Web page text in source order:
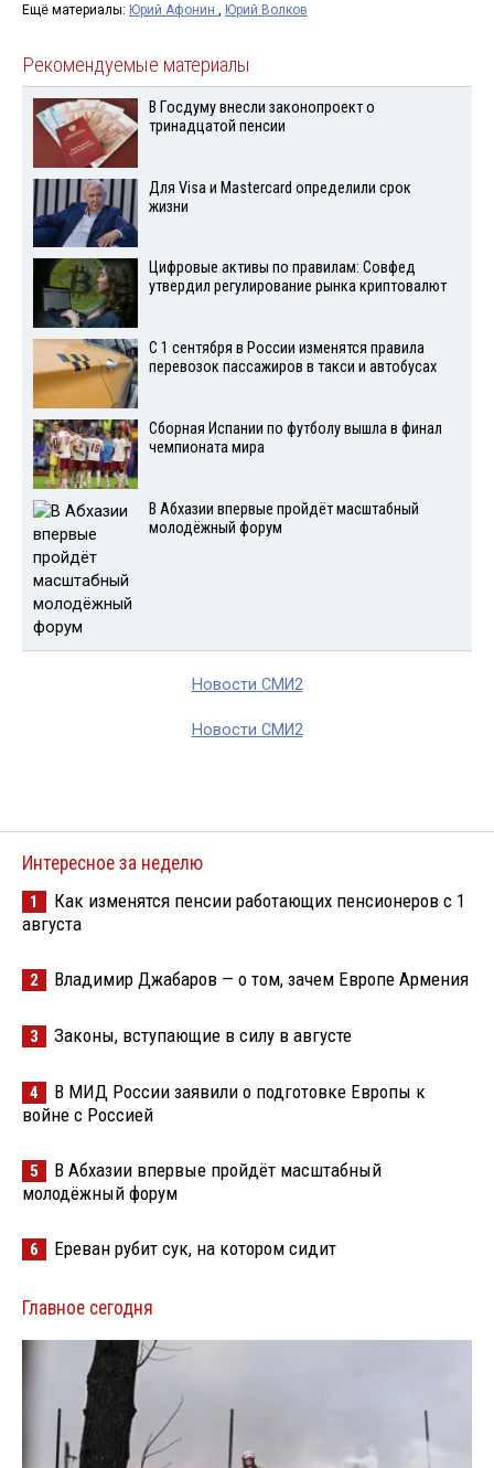
Ещё материалы: Юрий Афонин Юрий Волков
Рекомендуемые материалы
В Госдуму внесли законопроект о
тринадцатой пенсии
Для Visа и Mastercard определили срок
жизни
Цифровые активы по правилам: Совфед
утвердил регулирование рынка криптовалют
С 1 сентября в России изменятся правила
перевозок пассажиров в такси и автобусах
Сборная Испании по футболу вышла в финал
чемпионата мира
В Абхазии впервые пройдёт масштабный
молодёжный форум
Новости СМИ2
Новости СМИ2
Интересное за неделю
1
Как изменятся пенсии работающих пенсионеров с 1
августа
2 Владимир Джабаров — о том, зачем Европе Армения
3 Законы, вступающие в силу в августе
4
В МИД России заявили о подготовке Европы к
войне с Россией
5
В Абхазии впервые пройдёт масштабный
молодёжный форум
6 Ереван рубит сук, на котором сидит
Главное сегодня